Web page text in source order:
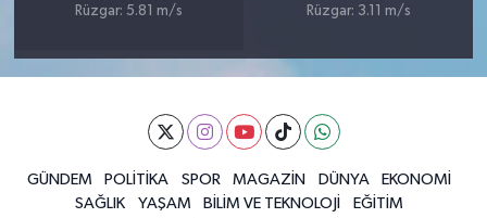
Rüzgar: 5.81 m/s
Rüzgar: 3.11 m/s
GÜNDEM POLİTİKA SPOR MAGAZİN DÜNYA
EKONOMİ
SAĞLIK
YAŞAM BİLİM VE TEKNOLOJİ
EĞİTİM